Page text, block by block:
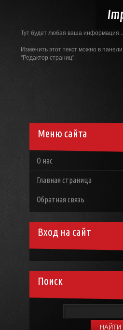
Тут будет любая ваша информация...
Изменить этот текст можно в
"Редактор страниц".
Меню сайта
О нас
Главная страница
Обратная связь
Вход на сайт
Поиск